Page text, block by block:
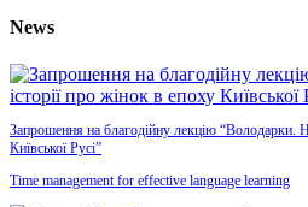
News
Запрошення на благодійну лекцію “Володарки.
Київської Русі”
Time management for effective language learning